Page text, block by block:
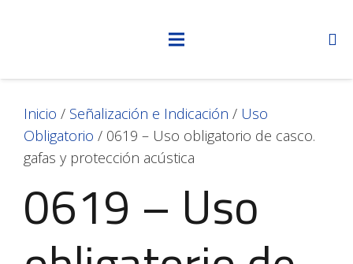
Inicio / Señalización e Indicación / Uso
Obligatorio / 0619 – Uso obligatorio de casco.
gafas y protección acústica
0619 – Uso